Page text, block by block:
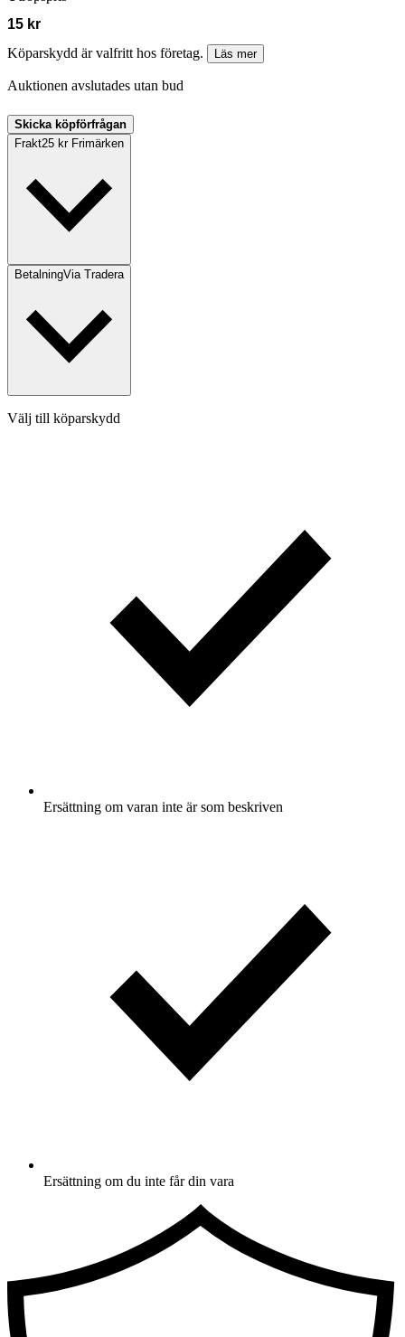
15 kr
Köparskydd är valfritt hos företag.
Läs mer
Auktionen avslutades utan bud
Skicka köpförfrågan
Frakt25 kr Frimärken
BetalningVia Tradera
Välj till köparskydd
Ersättning om varan inte är som beskriven
Ersättning om du inte får din vara